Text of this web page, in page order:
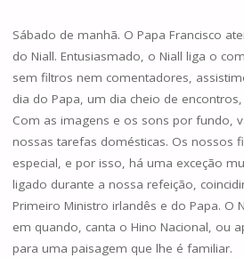
Sábado de manhã. O Papa Francisco
do Niall. Entusiasmado, o Niall liga o
sem filtros nem comentadores,
dia do Papa, um dia cheio de
Com as imagens e os sons por fundo,
nossas tarefas domésticas. Os nossos
especial, e por isso, há uma exceção
ligado durante a nossa refeição,
Primeiro Ministro irlandês e do Papa. O
em quando, canta o Hino Nacional, ou
para uma paisagem que lhe é familiar.